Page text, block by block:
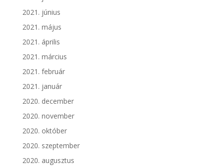
2021. június
2021. május
2021. április
2021. március
2021. február
2021. január
2020. december
2020. november
2020. október
2020. szeptember
2020. augusztus